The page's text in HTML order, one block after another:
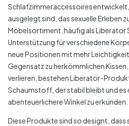
Schlafzimmeraccessoires
ausgelegt sind, das sexuelle Erleben
Möbelsortiment, häufig als Liberator
Unterstützung für verschiedene
neue Positionen mit mehr
Gegensatz zu herkömmlichen
verlieren, bestehen Liberator-
Schaumstoff, der stabil bleibt und
abenteuerlichere Winkel zu erkunden.
Diese Produkte sind so designt, dass